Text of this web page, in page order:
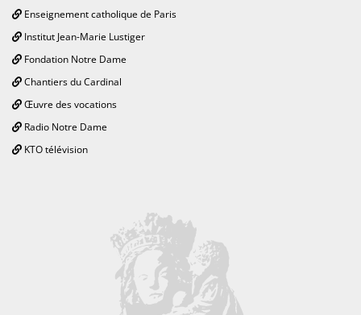
Enseignement catholique de Paris
Institut Jean-Marie Lustiger
Fondation Notre Dame
Chantiers du Cardinal
Œuvre des vocations
Radio Notre Dame
KTO télévision